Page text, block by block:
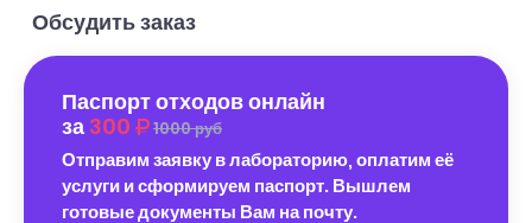
Обсудить заказ
Паспорт отходов онлайн
за 300 1000 руб
Отправим заявку в лабораторию, оплатим её
услуги и сформируем паспорт. Вышлем
готовые документы Вам на почту.